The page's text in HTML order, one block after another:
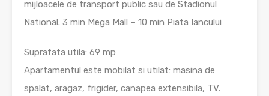
mijloacele de transport public sau de Stadionul
National. 3 min Mega Mall – 10 min Piata Iancului
Suprafata utila: 69 mp
Apartamentul este mobilat si utilat: masina de
spalat, aragaz, frigider, canapea extensibila, TV.